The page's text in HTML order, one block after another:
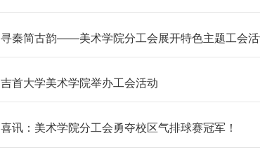
寻秦简古韵——美术学院分工会展开特色主题工会
吉首大学美术学院举办工会活动
喜讯：美术学院分工会勇夺校区气排球赛冠军！